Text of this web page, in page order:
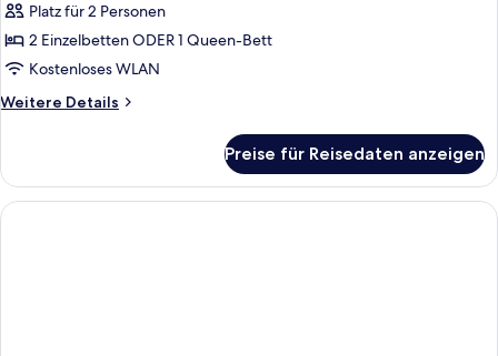
Doppia
Superior
anzeigen
Platz für 2 Personen
2 Einzelbetten ODER 1 Queen-Bett
Kostenloses WLAN
Weitere Details
Weitere
Superior
Preise für Reisedaten anzeigen